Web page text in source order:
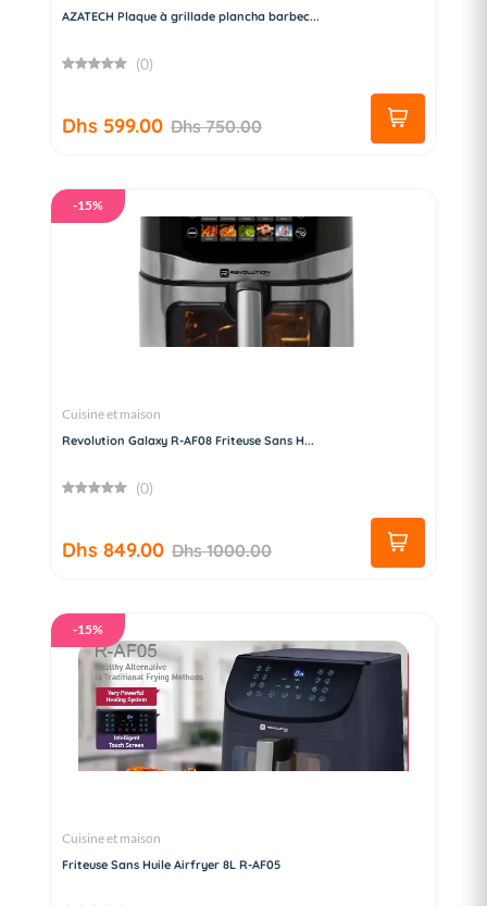
AZATECH Plaque à grillade plancha barbec...
(0)
Dhs 599.00 Dhs 750.00
-15%
Cuisine et maison
Revolution Galaxy R-AF08 Friteuse Sans H...
(0)
Dhs 849.00 Dhs 1000.00
-15%
Cuisine et maison
Friteuse Sans Huile Airfryer 8L R-AF05